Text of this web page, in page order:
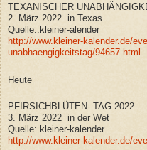
TEXANISCHER
2. März 2022 in Texas
Quelle:.kleiner-alender
http://www.kleiner-kalender.de/
unabhaengigkeitstag/94657.html
Heute
PFIRSICHBLÜTEN- TAG 2022
3. März 2022 in der Wet
Quelle:.kleiner-kalender
http://www.kleiner-kalender.de/